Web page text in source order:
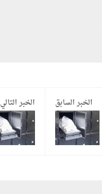
الخبر السابق الخبر التالي